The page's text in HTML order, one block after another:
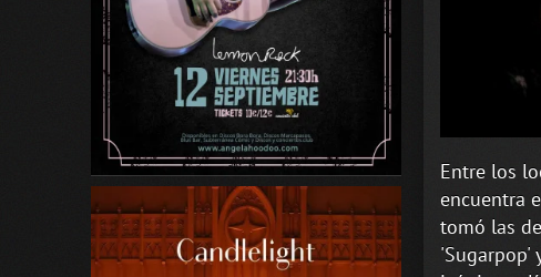
Entre los
encuentra
tomó las
'Sugarpop'